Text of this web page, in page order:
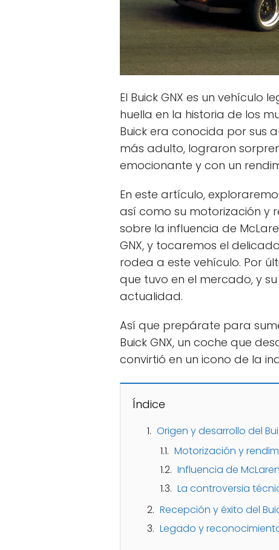
El Buick GNX es un
huella en la historia de los
Buick era conocida por sus
más adulto, lograron
emocionante y con un
En este artículo,
así como su motorización y
sobre la influencia de
GNX, y tocaremos el
rodea a este vehículo. Por
que tuvo en el mercado, y
actualidad.
Así que prepárate para
Buick GNX, un coche que
convirtió en un icono de la
Índice
Origen y desarrollo del
Motorización y
Influencia de
La controversia
Recepción y éxito del
Legado y